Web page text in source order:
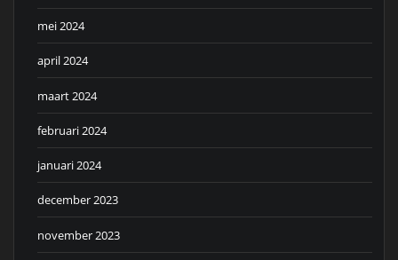
mei 2024
april 2024
maart 2024
februari 2024
januari 2024
december 2023
november 2023